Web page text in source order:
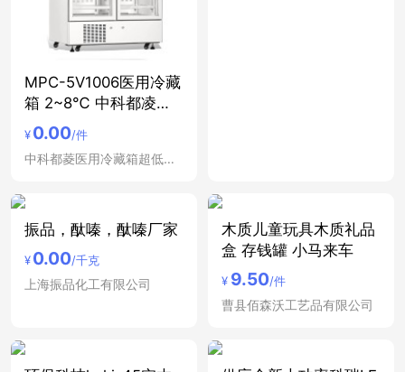
MPC-5V1006医用冷藏
箱 2~8℃ 中科都凌双
开
¥0.00/件
中科都菱医用冷藏箱超低温冰箱安徽合肥医用低温保存箱
振品，酞嗪，酞嗪厂家
¥0.00/千克
上海振品化工有限公司
木质儿童玩具木质礼品
盒 存钱罐 小马来车
¥ 9.50/件
曹县佰森沃工艺品有限公司